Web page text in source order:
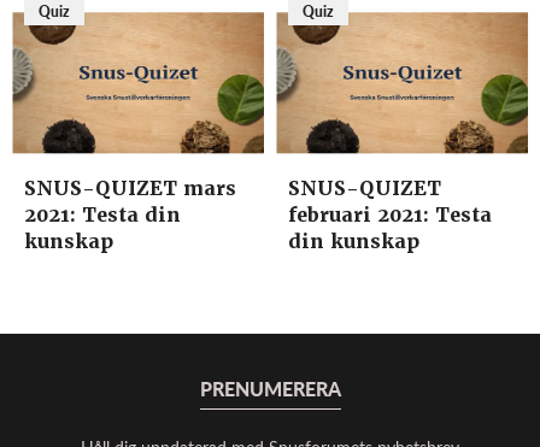
Quiz
SNUS-QUIZET mars
2021: Testa din
kunskap
Quiz
SNUS-QUIZET
februari 2021: Testa
din kunskap
PRENUMERERA